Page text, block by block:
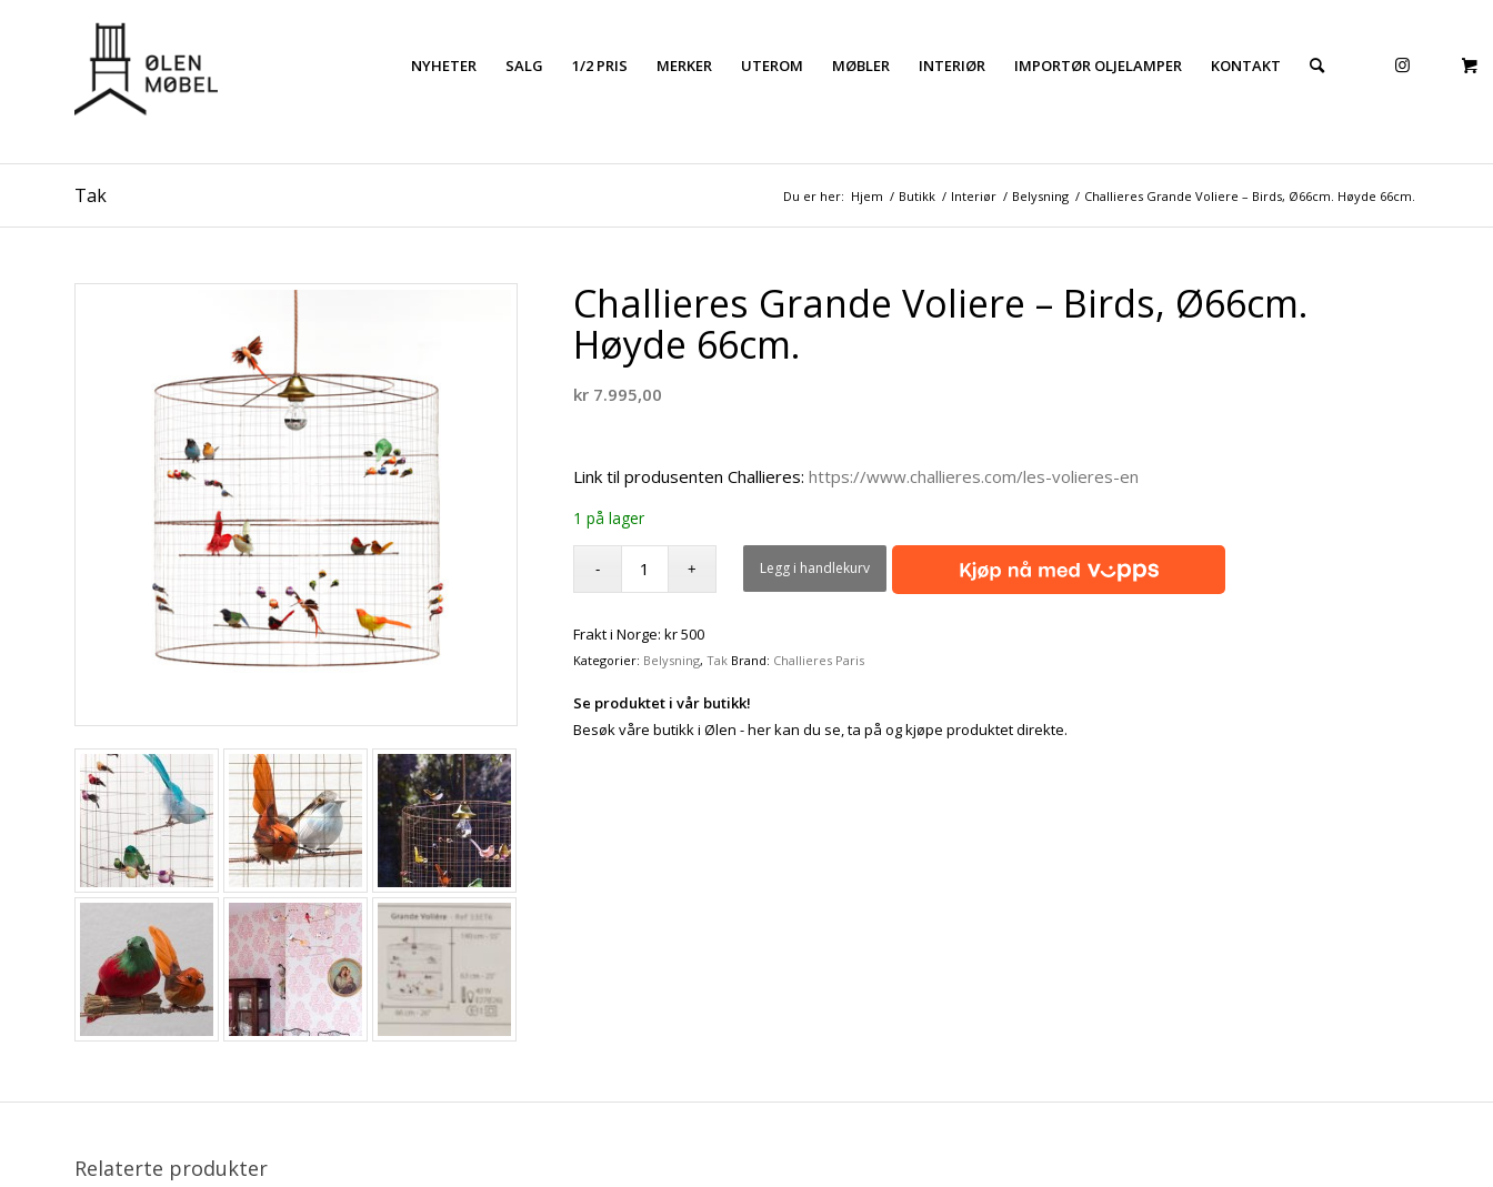
NYHETER SALG 1/2 PRIS MERKER UTEROM MØBLER INTERIØR IMPORTØR OLJELAMPER KONTAKT
Tak Du er her: Hjem / Butikk / Interiør / Belysning / Challieres Grande Voliere – Birds, Ø66cm. Høyde 66cm.
Challieres Grande Voliere – Birds, Ø66cm.
Høyde 66cm.
kr 7.995,00
Link til produsenten Challieres:https://www.challieres.com/les-volieres-en
1 på lager
Legg i handlekurv
Frakt i Norge: kr 500
Kategorier: Belysning,Tak Brand: Challieres Paris
Se produktet i vår butikk!
Besøk våre butikk i Ølen - her kan du se, ta på og kjøpe produktet direkte.
Relaterte produkter